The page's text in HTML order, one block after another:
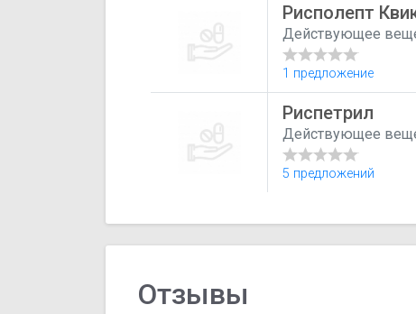
Рисполепт
Действующее
1 предложение
Риспетрил
Действующее
5 предложений
Отзывы